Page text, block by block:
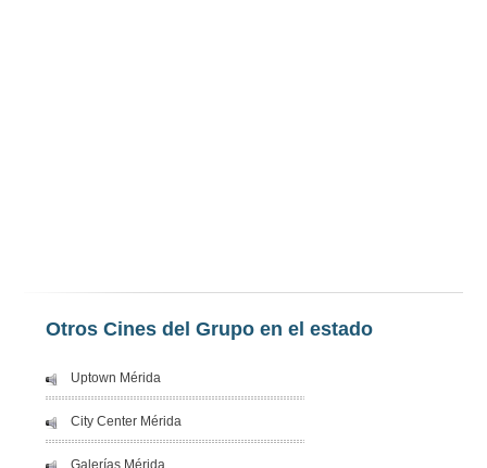
Otros Cines del Grupo en el estado
Uptown Mérida
City Center Mérida
Galerías Mérida